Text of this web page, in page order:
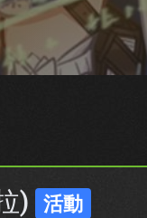
) 活動